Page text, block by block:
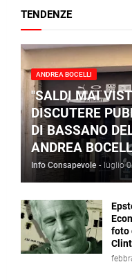
TENDENZE
ANDREA BOCELLI
"SALDI MAI
DISCUTERE
DI BASSANO
ANDREA
Info Consapevole - luglio
foto